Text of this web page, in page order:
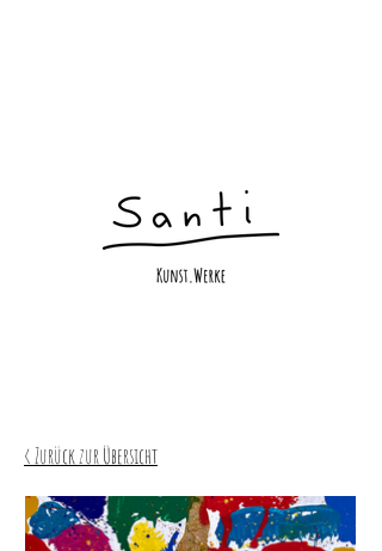
< Zurück zur Übersicht